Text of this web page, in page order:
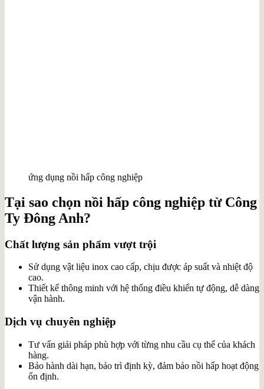
ứng dụng nồi hấp công nghiệp
Tại sao chọn nồi hấp công nghiệp từ Công
Ty Đông Anh?
Chất lượng sản phẩm vượt trội
Sử dụng vật liệu inox cao cấp, chịu được áp suất và nhiệt độ
cao.
Thiết kế thông minh với hệ thống điều khiển tự động, dễ dàng
vận hành.
Dịch vụ chuyên nghiệp
Tư vấn giải pháp phù hợp với từng nhu cầu cụ thể của khách
hàng.
Bảo hành dài hạn, bảo trì định kỳ, đảm bảo nồi hấp hoạt động
ổn định.